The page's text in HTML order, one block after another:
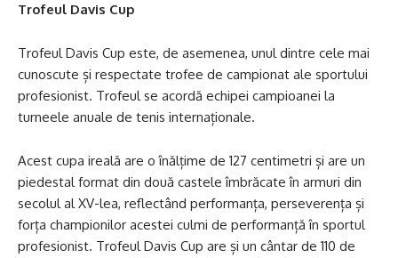
Trofeul Davis Cup
Trofeul Davis Cup este, de asemenea, unul dintre cele mai
cunoscute și respectate trofee de campionat ale sportului
profesionist. Trofeul se acordă echipei campioanei la
turneele anuale de tenis internaționale.
Acest cupa ireală are o înălțime de 127 centimetri și are un
piedestal format din două castele îmbrăcate în armuri din
secolul al XV-lea, reflectând performanța, perseverența și
forța championilor acestei culmi de performanță în sportul
profesionist. Trofeul Davis Cup are și un cântar de 110 de